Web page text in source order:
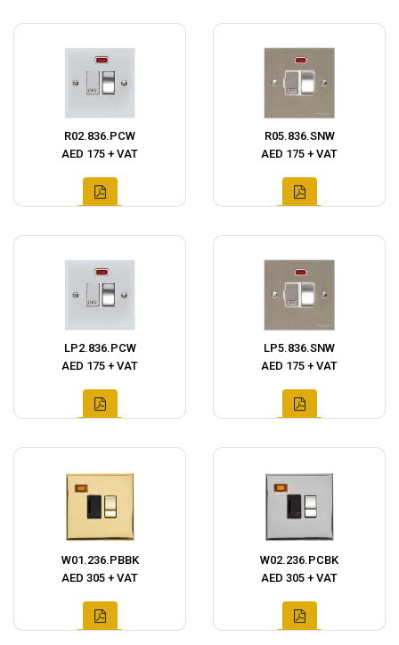
R02.836.PCW
AED 175 + VAT
R05.836.SNW
AED 175 + VAT
LP2.836.PCW
AED 175 + VAT
LP5.836.SNW
AED 175 + VAT
W01.236.PBBK
AED 305 + VAT
W02.236.PCBK
AED 305 + VAT